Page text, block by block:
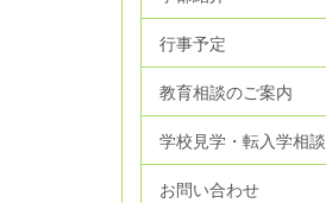
行事予定
教育相談のご案内
学校見学・転入学相談
お問い合わせ